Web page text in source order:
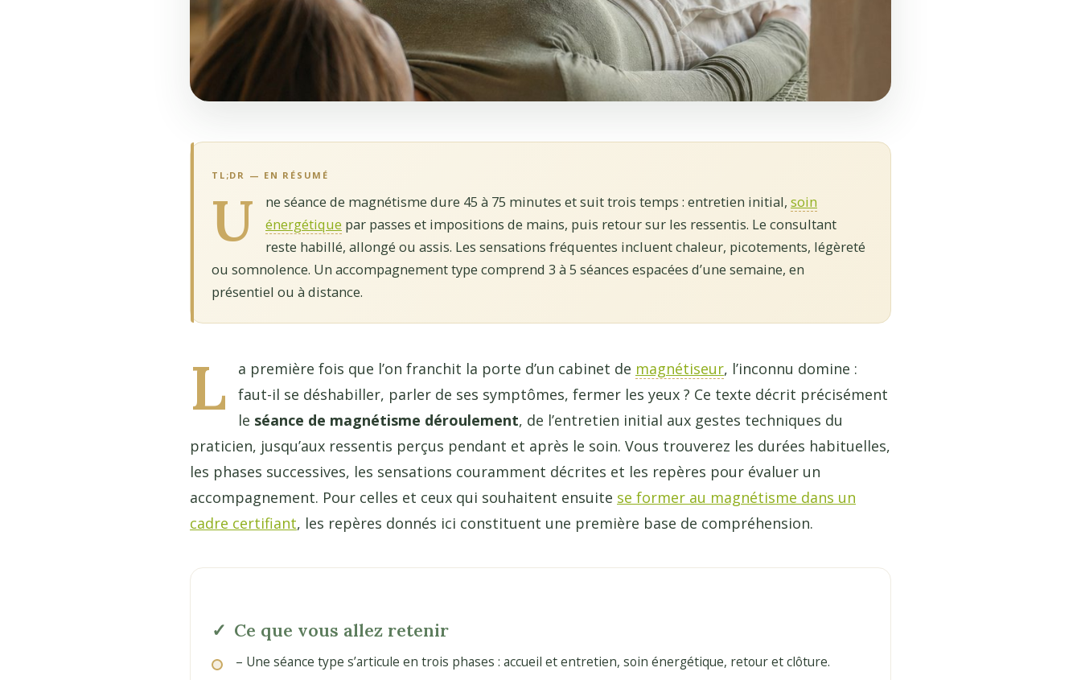
TL;DR — EN RÉSUMÉ
U ne séance de magnétisme dure 45 à 75 minutes et suit trois temps : entretien initial, soin
énergétique par passes et impositions de mains, puis retour sur les ressentis. Le consultant
reste habillé, allongé ou assis. Les sensations fréquentes incluent chaleur, picotements, légèreté
ou somnolence. Un accompagnement type comprend 3 à 5 séances espacées d’une semaine, en
présentiel ou à distance.
L a première fois que l’on franchit la porte d’un cabinet de magnétiseur, l’inconnu domine :
faut-il se déshabiller, parler de ses symptômes, fermer les yeux ? Ce texte décrit précisément
le séance de magnétisme déroulement, de l’entretien initial aux gestes techniques du
praticien, jusqu’aux ressentis perçus pendant et après le soin. Vous trouverez les durées habituelles,
les phases successives, les sensations couramment décrites et les repères pour évaluer un
accompagnement. Pour celles et ceux qui souhaitent ensuite se former au magnétisme dans un
cadre certifiant, les repères donnés ici constituent une première base de compréhension.
Ce que vous allez retenir
– Une séance type s’articule en trois phases : accueil et entretien, soin énergétique, retour et clôture.